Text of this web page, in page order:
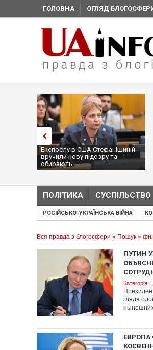
ГОЛОВНА ОГЛЯД
Експослу в США Стефанішиній
вручили нову підозру та
обирають...
ПОЛІТИКА СУСПІЛЬСТВО
РОСІЙСЬКО-УКРАЇНСЬКА ВІЙНА
Вся правда з блогосфери » Пошук »
ПУТИН
Категорія:
глядя
нынешних
ЕВРОПА